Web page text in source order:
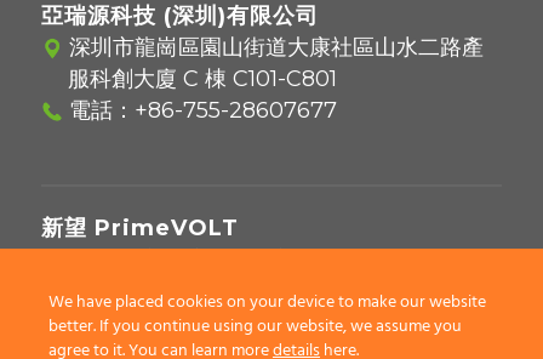
亞瑞源科技 (深圳)有限公司
深圳市龍崗區園山街道大康社區山水二路產
服科創大廈 C 棟 C101-C801
電話： +86-755-28607677
新望 PrimeVOLT
電話：
02-2697-5559
We have placed cookies on your device to make our website
better. If you continue using our website, we assume you
agree to it. You can learn moredetailshere.